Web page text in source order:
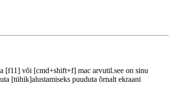
[f11] või [cmd+shift+f] mac arvutil.see on sinu
[tühik]alustamiseks puuduta õrnalt ekraani